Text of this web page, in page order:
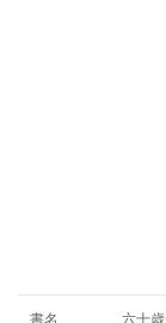
書名 六十